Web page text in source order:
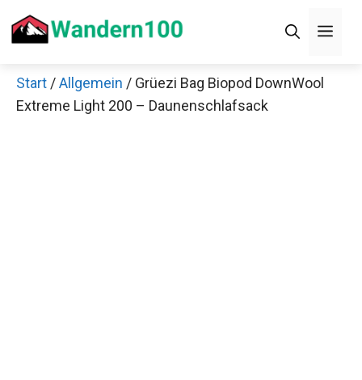
Inhalt
Start /Allgemein / Grüezi Bag Biopod DownWool
Extreme Light 200 – Daunenschlafsack
Decathlon Sale